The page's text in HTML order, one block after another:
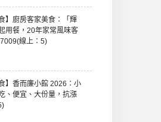
】廚房客家美食：「輝
用餐，20年家常風味客
線上：5)
】香而廉小館 2026：小
、便宜、大份量，抗漲